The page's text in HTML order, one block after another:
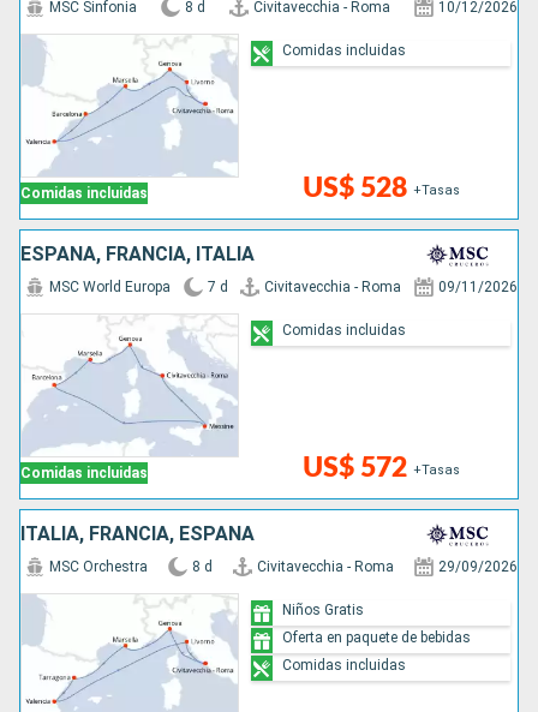
Comidas incluidas
MSC Sinfonia 8 d Civitavecchia - Roma 10/12/2026
US$ 528 +Tasas
Comidas incluidas
ESPAÑA, FRANCIA, ITALIA
Comidas incluidas
MSC World Europa 7 d Civitavecchia - Roma 09/11/2026
US$ 572 +Tasas
Comidas incluidas
ITALIA, FRANCIA, ESPAÑA
MSC Orchestra 8 d Civitavecchia - Roma 29/09/2026
Niños Gratis
Oferta en paquete de bebidas
Comidas incluidas